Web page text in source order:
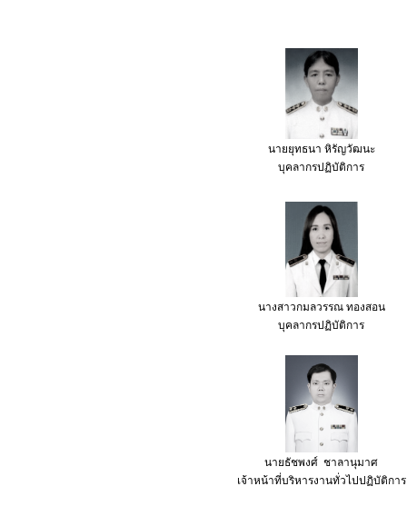
นายยุทธนา หิรัญวัฒนะ
บุคลากรปฏิบัติการ
นางสาวกมลวรรณ ทองสอน
บุคลากรปฏิบัติการ
นายธัชพงศ์ ชาลานุมาศ
เจ้าหน้าที่บริหารงานทั่วไปปฏิบัติการ